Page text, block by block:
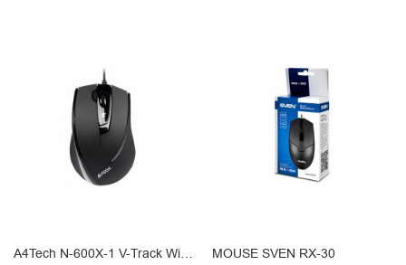
A4Tech N-600X-1 V-Track Wired Mouse Black
MOUSE SVEN RX-30